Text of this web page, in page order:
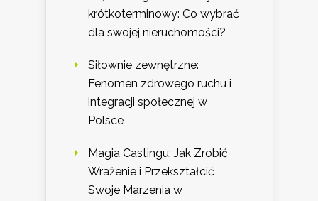
krótkoterminowy: Co wybrać
dla swojej nieruchomości?
Siłownie zewnętrzne:
Fenomen zdrowego ruchu i
integracji społecznej w
Polsce
Magia Castingu: Jak Zrobić
Wrażenie i Przekształcić
Swoje Marzenia w